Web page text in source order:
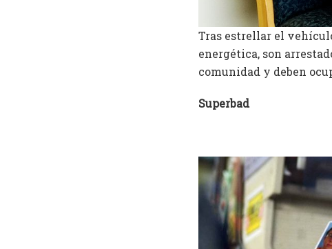
Tras estrellar el
energética, son
comunidad y deben
Superbad